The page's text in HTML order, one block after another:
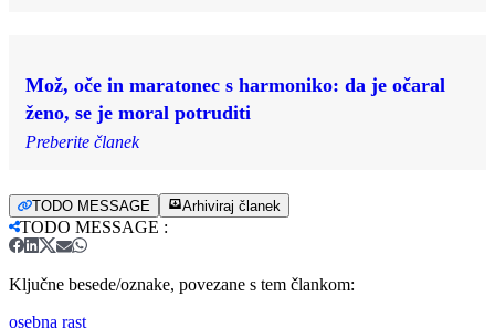
Mož, oče in maratonec s harmoniko: da je očaral
ženo, se je moral potruditi
Preberite članek
TODO MESSAGE Arhiviraj članek
TODO MESSAGE :
Ključne besede/oznake, povezane s tem člankom:
osebna rast